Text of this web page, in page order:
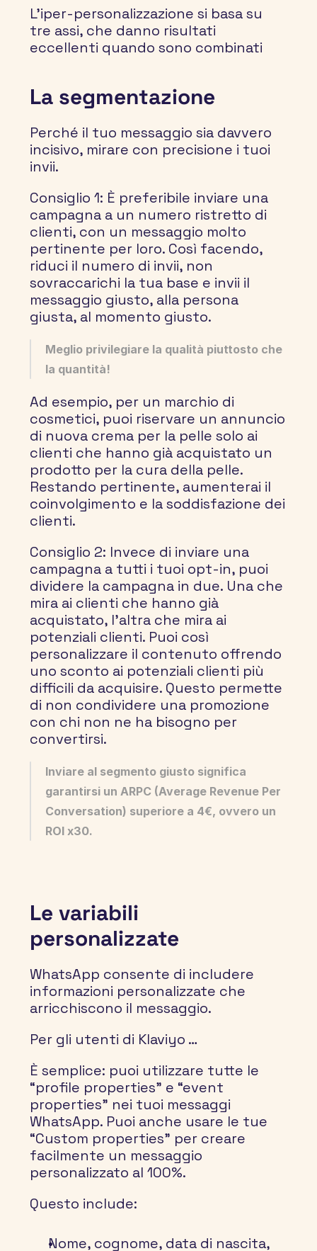
L'iper-personalizzazione si basa su
tre assi, che danno risultati
eccellenti quando sono combinati
La segmentazione
Perché il tuo messaggio sia davvero
incisivo, mirare con precisione i tuoi
invii.
Consiglio 1: È preferibile inviare una
campagna a un numero ristretto di
clienti, con un messaggio molto
pertinente per loro. Così facendo,
riduci il numero di invii, non
sovraccarichi la tua base e invii il
messaggio giusto, alla persona
giusta, al momento giusto.
Meglio privilegiare la qualità piuttosto che
la quantità!
Ad esempio, per un marchio di
cosmetici, puoi riservare un annuncio
di nuova crema per la pelle solo ai
clienti che hanno già acquistato un
prodotto per la cura della pelle.
Restando pertinente, aumenterai il
coinvolgimento e la soddisfazione dei
clienti.
Consiglio 2: Invece di inviare una
campagna a tutti i tuoi opt-in, puoi
dividere la campagna in due. Una che
mira ai clienti che hanno già
acquistato, l'altra che mira ai
potenziali clienti. Puoi così
personalizzare il contenuto offrendo
uno sconto ai potenziali clienti più
difficili da acquisire. Questo permette
di non condividere una promozione
con chi non ne ha bisogno per
convertirsi.
Inviare al segmento giusto significa
garantirsi un ARPC (Average Revenue Per
Conversation) superiore a 4€, ovvero un
ROI x30.
Le variabili
personalizzate
WhatsApp consente di includere
informazioni personalizzate che
arricchiscono il messaggio.
Per gli utenti di Klaviyo …
“profile properties” e “event
properties” nei tuoi messaggi
WhatsApp. Puoi anche usare le tue
“Custom properties” per creare
facilmente un messaggio
personalizzato al 100%.
Questo include:
Nome, cognome, data di nascita,